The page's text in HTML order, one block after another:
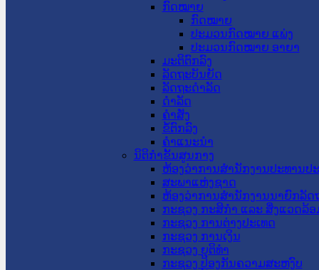
ກົດໝາຍ
ກົດໝາຍ
ປະມວນກົດໝາຍ ແພ່ງ
ປະມວນກົດໝາຍ ອາຍາ
ມະຕິຕົກລົງ
ລັດຖະບັນຍັດ
ລັດຖະດໍາລັດ
ດໍາລັດ
ຄໍາສັ່ງ
ຂໍ້ຕົກລົງ
ຄໍາແນະນໍາ
ນິຕິກໍາຂັ້ນສູນກາງ
ຫ້ອງວ່າການສໍານັກງານປະທານປ
ສະພາແຫ່ງຊາດ
ຫ້ອງວ່າການສຳນັກງານນາຍົກລັດ
ກະຊວງ ກະສິກຳ ແລະ ສິ່ງແວດລ້ອ
ກະຊວງ ການຕ່າງປະເທດ
ກະຊວງ ການເງິນ
ກະຊວງ ຍຸຕິທໍາ
ກະຊວງ ປ້ອງກັນຄວາມສະຫງົບ